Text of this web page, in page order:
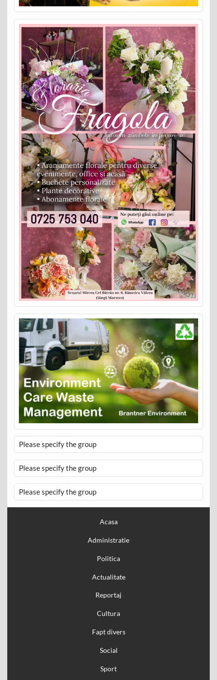
Please specify the group
Please specify the group
Please specify the group
Acasa
Administratie
Politica
Actualitate
Reportaj
Cultura
Fapt divers
Social
Sport